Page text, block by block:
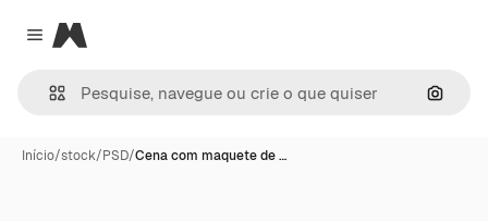
Close menu
Magnific
Início/stock/PSD/Cena com maquete de …